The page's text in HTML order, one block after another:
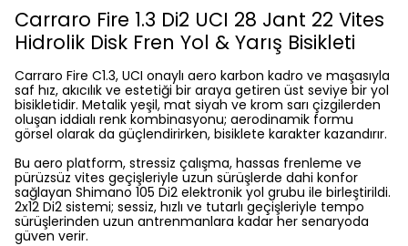
Carraro Fire 1.3 Di2 UCI 28 Jant 22 Vites
Hidrolik Disk Fren Yol & Yarış Bisikleti
Carraro Fire C1.3, UCI onaylı aero karbon kadro ve maşasıyla
saf hız, akıcılık ve estetiği bir araya getiren üst seviye bir yol
bisikletidir. Metalik yeşil, mat siyah ve krom sarı çizgilerden
oluşan iddialı renk kombinasyonu; aerodinamik formu
görsel olarak da güçlendirirken, bisiklete karakter kazandırır.
Bu aero platform, stressiz çalışma, hassas frenleme ve
pürüzsüz vites geçişleriyle uzun sürüşlerde dahi konfor
sağlayan Shimano 105 Di2 elektronik yol grubu ile birleştirildi.
2x12 Di2 sistemi; sessiz, hızlı ve tutarlı geçişleriyle tempo
sürüşlerinden uzun antrenmanlara kadar her senaryoda
güven verir.